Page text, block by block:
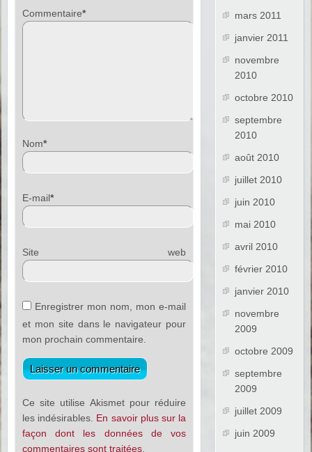
Commentaire*
Nom*
E-mail*
Site web
Enregistrer mon nom, mon e-mail
et mon site dans le navigateur pour
mon prochain commentaire.
Ce site utilise Akismet pour réduire
les indésirables. En savoir plus sur la
façon dont les données de vos
commentaires sont traitées.
mars 2011
janvier 2011
novembre
2010
octobre 2010
septembre
2010
août 2010
juillet 2010
juin 2010
mai 2010
avril 2010
février 2010
janvier 2010
novembre
2009
octobre 2009
septembre
2009
juillet 2009
juin 2009